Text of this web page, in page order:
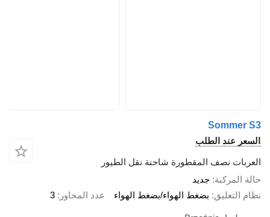
Sommer S3
السعر عند الطلب
العربات نصف المقطورة شاحنة نقل الطيور
حالة المركبة جديد
نظام التعليق بضغط الهواء/بضغط الهواء عدد المحاور 3